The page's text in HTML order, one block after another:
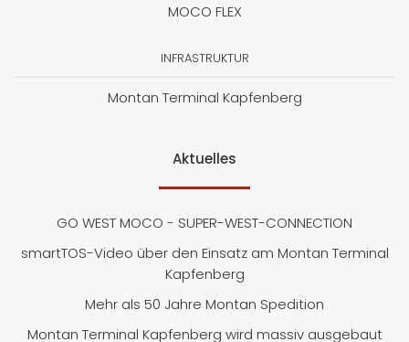
MOCO FLEX
INFRASTRUKTUR
Montan Terminal Kapfenberg
Aktuelles
GO WEST MOCO - SUPER-WEST-CONNECTION
smartTOS-Video über den Einsatz am Montan Terminal
Kapfenberg
Mehr als 50 Jahre Montan Spedition
Montan Terminal Kapfenberg wird massiv ausgebaut